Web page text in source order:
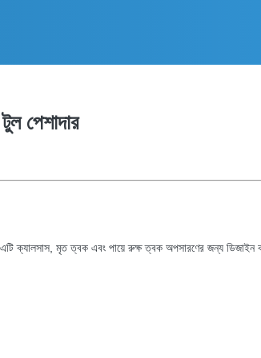
পেশাদার
এটি ক্যালসাস, মৃত ত্বক এবং পায়ে রুক্ষ ত্বক অপসারণের জন্য